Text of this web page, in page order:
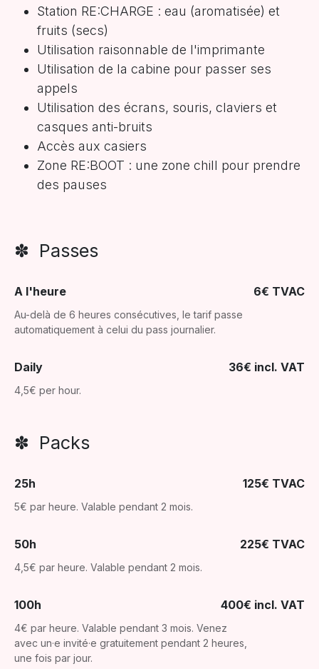
Station RE:CHARGE : eau (aromatisée) et
fruits (secs)
Utilisation raisonnable de l'imprimante
Utilisation de la cabine pour passer ses
appels
Utilisation des écrans, souris, claviers et
casques anti-bruits
Accès aux casiers
Zone RE:BOOT : une zone chill pour prendre
des pauses
✽ Passes
A l'heure 6€ TVAC
Au-delà de 6 heures consécutives, le tarif passe
automatiquement à celui du pass journalier.
Daily 36€ incl. VAT
4,5€ per hour.
✽ Packs
25h 125€ TVAC
5€ par heure. Valable pendant 2 mois.
50h 225€ TVAC
4,5€ par heure. Valable pendant 2 mois.
100h 400€ incl. VAT
4€ par heure. Valable pendant 3 mois. Venez
avec un·e invité·e gratuitement pendant 2 heures,
une fois par jour.